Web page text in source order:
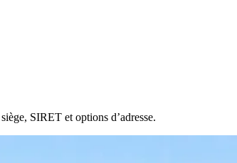
SIRET et options d’adresse.